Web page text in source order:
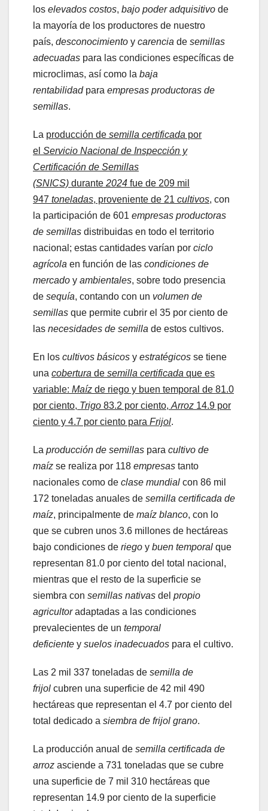
los elevados costos, bajo poder adquisitivo de
la mayoría de los productores de nuestro
país, desconocimiento y carencia de semillas
adecuadas para las condiciones específicas de
microclimas, así como la baja
rentabilidadpara empresas productoras de
semillas.
La producción de semilla certificada por
el Servicio Nacional de Inspección y
Certificación de Semillas
(SNICS) durante 2024 fue de 209 mil
947 toneladas, proveniente de 21 cultivos, con
la participación de 601 empresas productoras
de semillas distribuidas en todo el territorio
nacional; estas cantidades varían por ciclo
agrícola en función de las condiciones de
mercado y ambientales, sobre todo presencia
de sequía, contando con un volumen de
semillas que permite cubrir el 35 por ciento de
las necesidades de semilla de estos cultivos.
En los cultivos básicos y estratégicos se tiene
una cobertura de semilla certificada que es
variable: Maíz de riego y buen temporal de 81.0
por ciento, Trigo 83.2 por ciento, Arroz 14.9 por
ciento y 4.7 por ciento para Frijol.
La producción de semillas para cultivo de
maíz se realiza por 118 empresas tanto
nacionales como de clase mundial con 86 mil
172 toneladas anuales de semilla certificada de
maíz, principalmente de maíz blanco, con lo
que se cubren unos 3.6 millones de hectáreas
bajo condiciones de riego y buen temporal que
representan 81.0 por ciento del total nacional,
mientras que el resto de la superficie se
siembra con semillas nativas del propio
agricultoradaptadas a las condiciones
prevalecientes de un temporal
deficiente y suelos inadecuados para el cultivo.
Las 2 mil 337 toneladas de semilla de
frijol cubren una superficie de 42 mil 490
hectáreas que representan el 4.7 por ciento del
total dedicado a siembra de frijol grano.
La producción anual de semilla certificada de
arroz asciende a 731 toneladas que se cubre
una superficie de 7 mil 310 hectáreas que
representan 14.9 por ciento de la superficie